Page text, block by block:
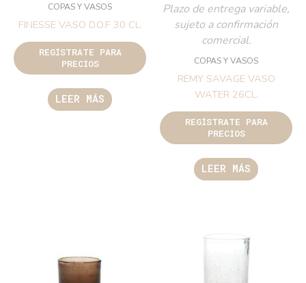
COPAS Y VASOS
FINESSE VASO D.O.F 30 CL.
REGÍSTRATE PARA
PRECIOS
LEER MÁS
Plazo de entrega variable,
sujeto a confirmación
comercial.
COPAS Y VASOS
REMY SAVAGE VASO
WATER 26CL.
REGÍSTRATE PARA
PRECIOS
LEER MÁS